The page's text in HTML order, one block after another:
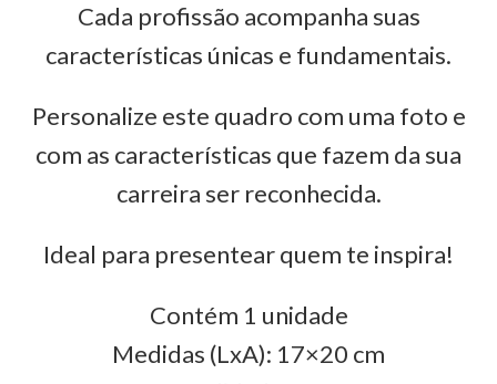
Cada profissão acompanha suas
características únicas e fundamentais.
Personalize este quadro com uma foto e
com as características que fazem da sua
carreira ser reconhecida.
Ideal para presentear quem te inspira!
Contém 1 unidade
Medidas (LxA): 17×20 cm